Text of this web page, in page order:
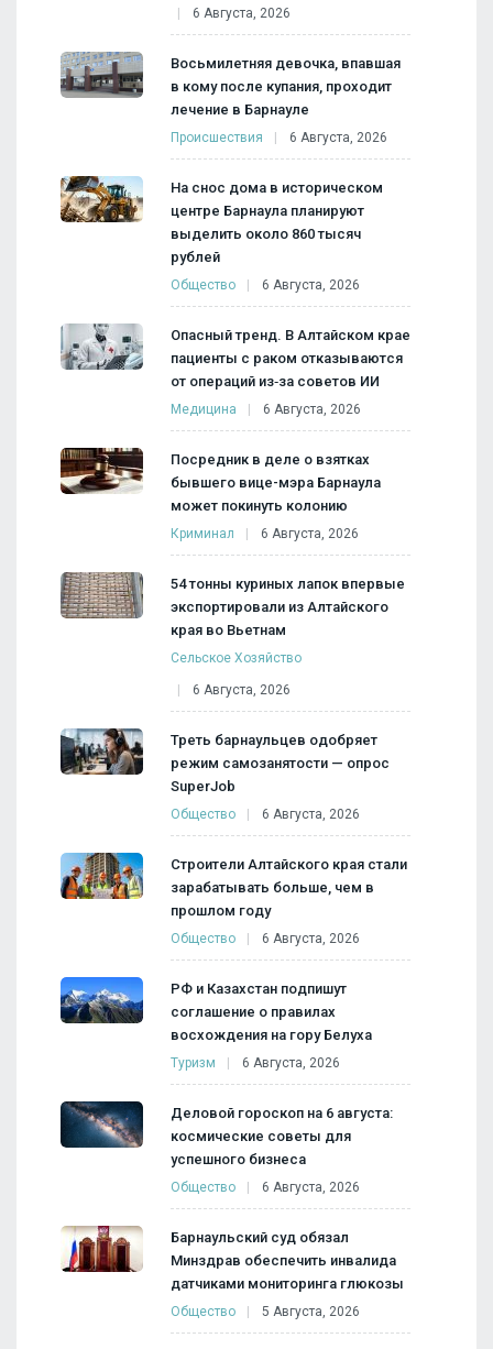
6 Августа, 2026
Восьмилетняя девочка, впавшая
в кому после купания, проходит
лечение в Барнауле
Происшествия 6 Августа, 2026
На снос дома в историческом
центре Барнаула планируют
выделить около 860 тысяч
рублей
Общество 6 Августа, 2026
Опасный тренд. В Алтайском крае
пациенты с раком отказываются
от операций из‑за советов ИИ
Медицина 6 Августа, 2026
Посредник в деле о взятках
бывшего вице-мэра Барнаула
может покинуть колонию
Криминал 6 Августа, 2026
54 тонны куриных лапок впервые
экспортировали из Алтайского
края во Вьетнам
Сельское Хозяйство
6 Августа, 2026
Треть барнаульцев одобряет
режим самозанятости — опрос
SuperJob
Общество 6 Августа, 2026
Строители Алтайского края стали
зарабатывать больше, чем в
прошлом году
Общество 6 Августа, 2026
РФ и Казахстан подпишут
соглашение о правилах
восхождения на гору Белуха
Туризм 6 Августа, 2026
Деловой гороскоп на 6 августа:
космические советы для
успешного бизнеса
Общество 6 Августа, 2026
Барнаульский суд обязал
Минздрав обеспечить инвалида
датчиками мониторинга глюкозы
Общество 5 Августа, 2026